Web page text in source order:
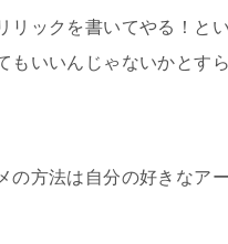
リックを書いてやる！と
もいいんじゃないかとす
の方法は自分の好きなア